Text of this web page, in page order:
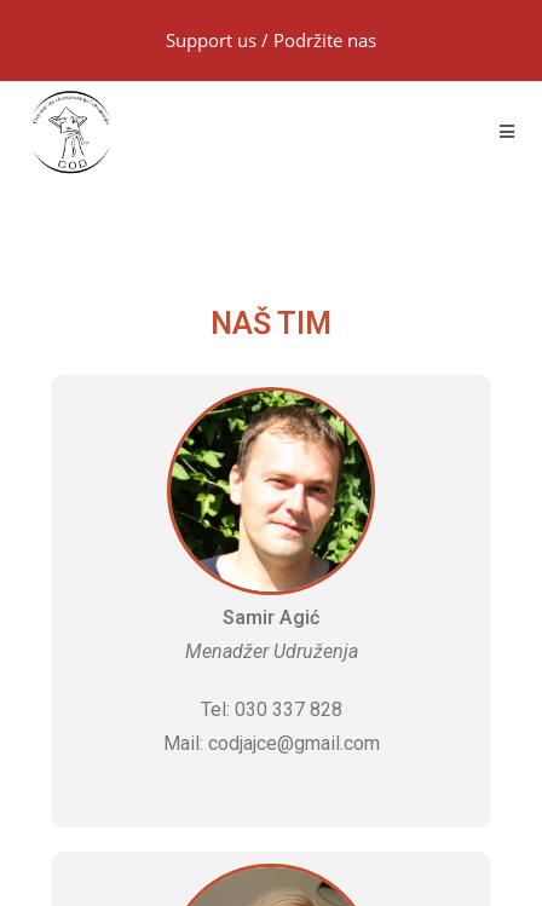
Support us / Podržite nas
NAŠ TIM
Samir Agić
Menadžer Udruženja
Tel: 030 337 828
Mail: codjajce@gmail.com